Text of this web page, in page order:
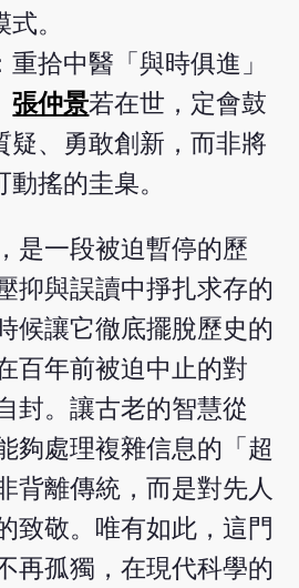
。
拾中醫「與時俱進」
張仲景若在世，定會鼓
疑、勇敢創新，而非將
搖的圭臬。
是一段被迫暫停的歷
抑與誤讀中掙扎求存的
候讓它徹底擺脫歷史的
百年前被迫中止的對
封。讓古老的智慧從
夠處理複雜信息的「超
背離傳統，而是對先人
致敬。唯有如此，這門
再孤獨，在現代科學的